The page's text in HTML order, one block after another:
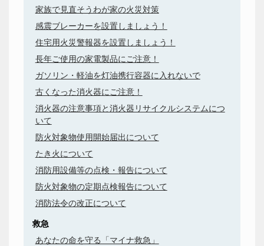
家族で見直そうわが家の火災対策
感震ブレーカーを設置しましょう！
住宅用火災警報器を設置しましょう！
長年ご使用の家電製品にご注意！
ガソリン・軽油を灯油携行容器に入れないで
古くなった消火器にご注意！
消火器の注意事項と消火器リサイクルシステムにつ
いて
防火対象物使用開始届出について
たき火について
消防用設備等の点検・報告について
防火対象物の定期点検報告について
消防法令の改正について
救急
あなたの命を守る「マイナ救急」